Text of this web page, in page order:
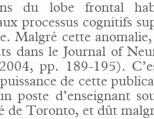
du lobe frontal
processus cognitifs
Malgré cette
dans le Journal of
pp. 189-195).
de cette
poste d’enseignant
de Toronto, et dût